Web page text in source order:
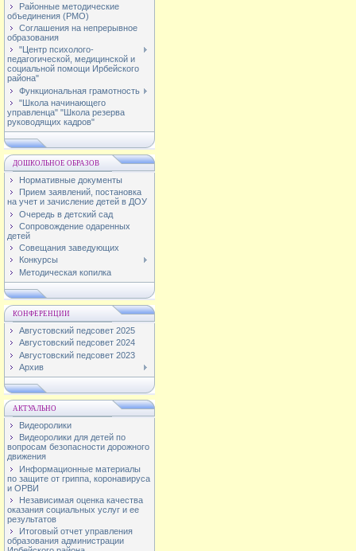
Районные методические
объединения (РМО)
Соглашения на непрерывное
образования
"Центр психолого-
педагогической, медицинской и
социальной помощи Ирбейского
района"
Функциональная грамотность
"Школа начинающего
управленца" "Школа резерва
руководящих кадров"
ДОШКОЛЬНОЕ ОБРАЗОВ
Нормативные документы
Прием заявлений, постановка
на учет и зачисление детей в ДОУ
Очередь в детский сад
Сопровождение одаренных
детей
Совещания заведующих
Конкурсы
Методическая копилка
КОНФЕРЕНЦИИ
Августовский педсовет 2025
Августовский педсовет 2024
Августовский педсовет 2023
Архив
АКТУАЛЬНО
Видеоролики
Видеоролики для детей по
вопросам безопасности дорожного
движения
Информационные материалы
по защите от гриппа, коронавируса
и ОРВИ
Независимая оценка качества
оказания социальных услуг и ее
результатов
Итоговый отчет управления
образования администрации